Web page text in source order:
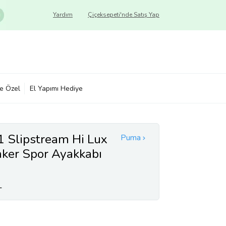
Çiçeksepeti'nde Satış Yap
Yardım
Özel El Yapımı Hediye
Puma
Slipstream Hi Lux
Spor Ayakkabı